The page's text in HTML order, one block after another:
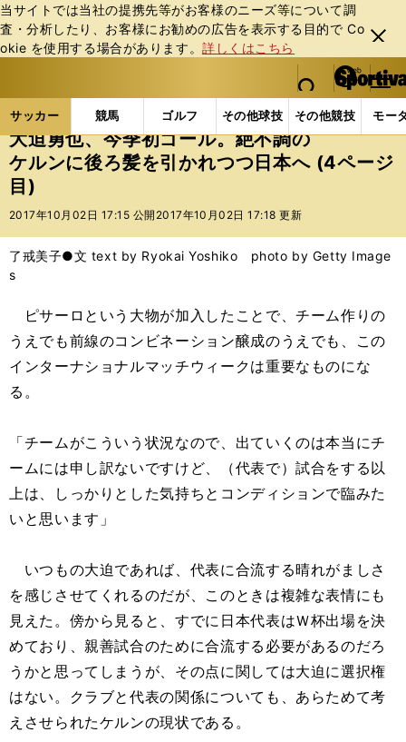
当サイトでは当社の提携先等がお客様のニーズ等について調
査・分析したり、お客様にお勧めの広告を表⽰する⽬的で Co
okie を使⽤する場合があります。詳しくはこちら
閉じ
る
web Sportiva (webスポルティーバ)
検索
マイペ
ー
ジ
メニュ
サッカー 競馬 ゴルフ その他球技 その他競技 モー
ス
ポ
ル
テ
ー
バ
サッカーの記事一覧 海外サッカー 海外サッカー
大迫勇也、今季初ゴール。絶不調の
ケルンに後ろ髪を引かれつつ日本へ (4ページ
目)
2017年10月02日 17:15 公開 2017年10月02日 17:18 更新
了戒美子●文 text by Ryokai Yoshiko photo by Getty Image
s
ピサーロという大物が加入したことで、チーム作りの
うえでも前線のコンビネーション醸成のうえでも、この
インターナショナルマッチウィークは重要なものにな
る。
「チームがこういう状況なので、出ていくのは本当にチ
ームには申し訳ないですけど、（代表で）試合をする以
上は、しっかりとした気持ちとコンディションで臨みた
いと思います」
いつもの大迫であれば、代表に合流する晴れがましさ
を感じさせてくれるのだが、このときは複雑な表情にも
見えた。傍から見ると、すでに日本代表はＷ杯出場を決
めており、親善試合のために合流する必要があるのだろ
うかと思ってしまうが、その点に関しては大迫に選択権
はない。クラブと代表の関係についても、あらためて考
えさせられたケルンの現状である。